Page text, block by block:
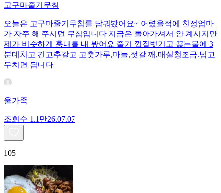
고구마줄기무침
오늘은 고구마줄기무침를 담궈봤어요~ 어렸을적에 친정엄마
가 자주 해 주시던 무침입니다 지금은 돌아가셔서 안 계시지만
제가 비슷하게 훙내를 내 봤어요 줄기 껍질벗기고 끓는물에 3
분데치고 건고추갈고 고춧가루,마늘,젓갈,깨,매실청조금.넘고
무치면 됩니다
울가족
조회수 1.1만26.07.07
105